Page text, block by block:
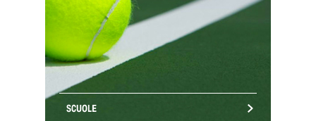
SCUOLE